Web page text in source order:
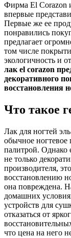
Фирма El Corazon
впервые
Первые же ее
понравились
предлагает
том числе
экологичность и
лак el corazon
декоративного
восстановления
Что такое
Лак для ногтей
обычное
палитрой. Однако
не только
производителя,
восстановлению
она повреждена.
домашних
устройств для
отказаться от
что цена на него